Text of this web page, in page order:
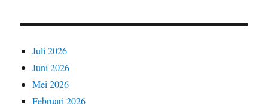
Juli 2026
Juni 2026
Mei 2026
Februari 2026